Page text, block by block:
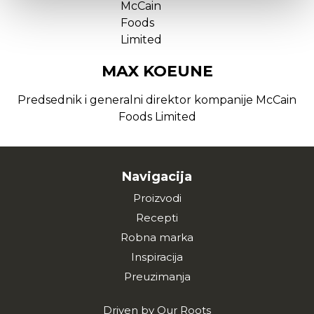
MAX KOEUNE
Predsednik i generalni direktor kompanije McCain
Foods Limited
Navigacija
Proizvodi
Recepti
Robna marka
Inspiracija
Preuzimanja
Driven by Our Roots